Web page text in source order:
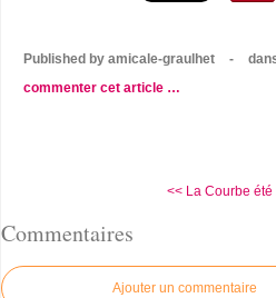
Published by amicale-graulhet -
commenter cet article …
<< La Courbe été
Commentaires
Ajouter un commentaire